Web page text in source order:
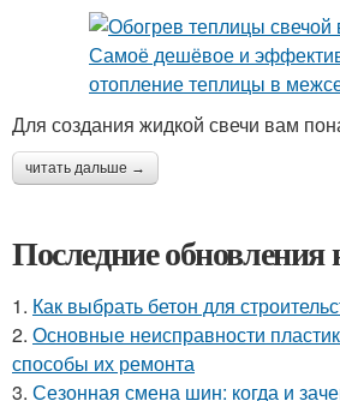
Для создания жидкой свечи вам
читать дальше →
Последние обновления
1. Как выбрать бетон для
2. Основные неисправности
способы их ремонта
3. Сезонная смена шин: когда и